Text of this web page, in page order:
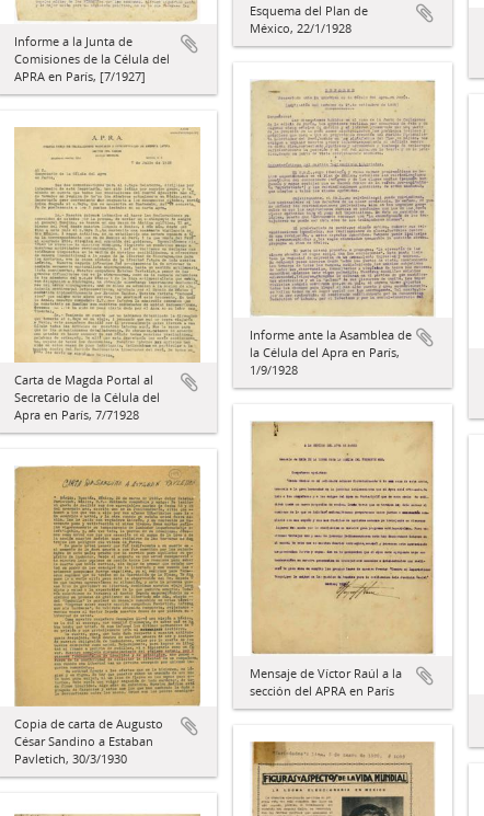
Esquema del Plan de
México, 22/1/1928
Informe a la Junta de
Comisiones de la Célula del
APRA en París, [7/1927]
Informe ante la Asamblea de
la Célula del Apra en París,
1/9/1928
Carta de Magda Portal al
Secretario de la Célula del
Apra en París, 7/71928
Mensaje de Víctor Raúl a la
sección del APRA en París
Copia de carta de Augusto
César Sandino a Estaban
Pavletich, 30/3/1930